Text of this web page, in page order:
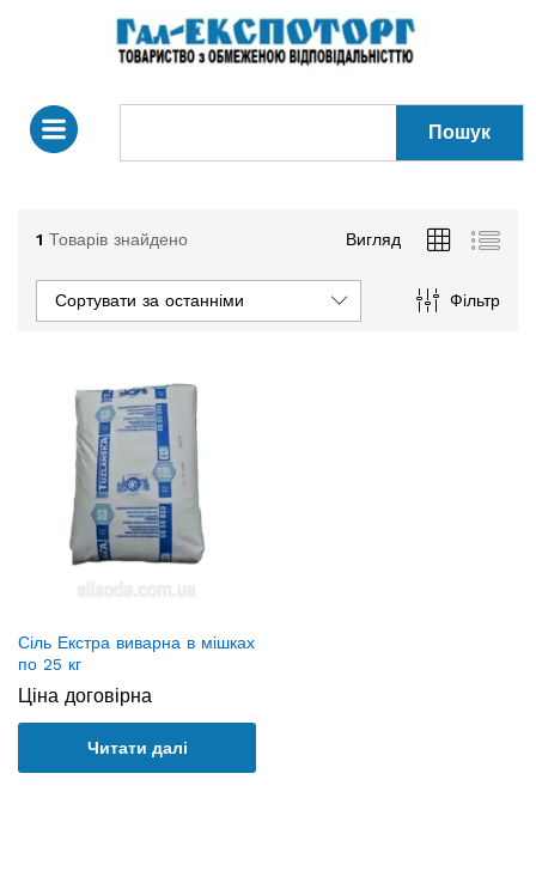
Пошук
1 Товарів знайдено Вигляд
Фільтр
Сортувати за останніми
Сіль Екстра виварна в мішках
по 25 кг
Ціна договірна
Читати далі